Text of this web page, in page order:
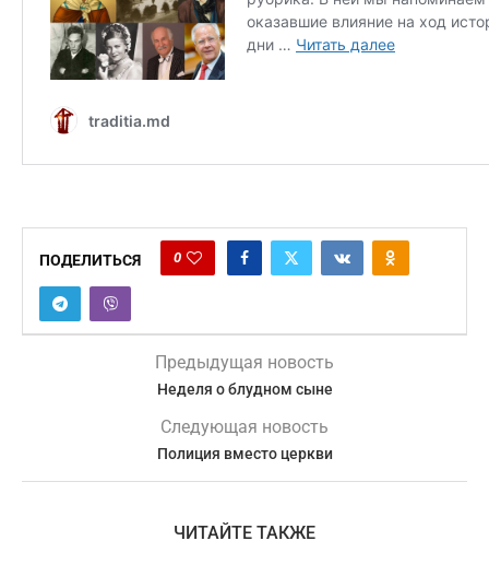
ПОДЕЛИТЬСЯ 0
Предыдущая новость
Неделя о блудном сыне
Следующая новость
Полиция вместо церкви
ЧИТАЙТЕ ТАКЖЕ